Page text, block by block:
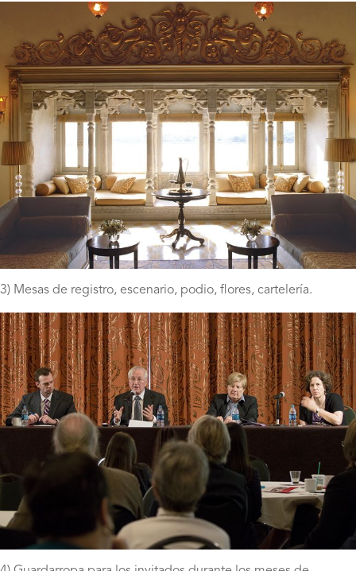
3) Mesas de registro, escenario, podio, flores, cartelería.